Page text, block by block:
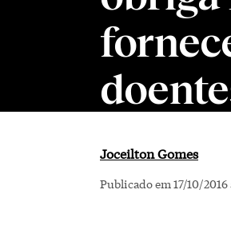
Joceilton Gomes
Publicado em 17/10/2016